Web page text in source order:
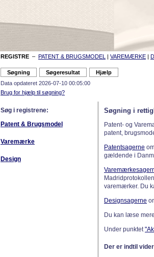
REGISTRE – PATENT & BRUGSMODEL | VAREMÆRKE |
Data opdateret 2026-07-10 00:05:00
Brug for hjælp til søgning?
Søg i registrene:
Patent & Brugsmodel
Varemærke
Design
Søgning i
Patent- og
patent,
Patentsagerne
gældende i
varemærker. Du
Designsagerne
Du kan læse
Under punktet
Der er indtil